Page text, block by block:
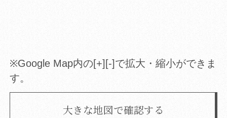
※Google Map内の[+][-]で拡大・縮小ができま
す。
大きな地図で確認する